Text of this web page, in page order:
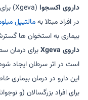
داروی اکسجوا (Xgeva) برای درمان کاهش بافت استخوانی (
در افراد مبتلا بهمالتیپل
بیماری به استخوان ها
داروی Xgeva
برای درمان
است در اثر سرطان ایجاد
این دارو در درمان بیماری
برای افراد بزرگسالان (و